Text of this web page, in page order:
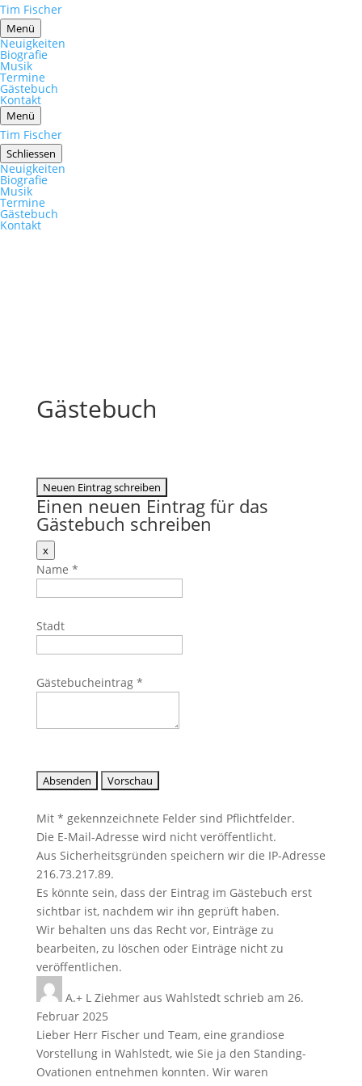
Tim Fischer
Menü
Neuigkeiten
Biografie
Musik
Termine
Gästebuch
Kontakt
Menü
Tim Fischer
Schliessen
Neuigkeiten
Biografie
Musik
Termine
Gästebuch
Kontakt
Gästebuch
Einen neuen Eintrag für das
Gästebuch schreiben
xDieses
Formular
ausblenden
Name *
Stadt
Gästebucheintrag *
Mit * gekennzeichnete Felder sind Pflichtfelder.
Die E-Mail-Adresse wird nicht veröffentlicht.
Aus Sicherheitsgründen speichern wir die IP-Adresse
216.73.217.89.
Es könnte sein, dass der Eintrag im Gästebuch erst
sichtbar ist, nachdem wir ihn geprüft haben.
Wir behalten uns das Recht vor, Einträge zu
bearbeiten, zu löschen oder Einträge nicht zu
veröffentlichen.
A.+ L Ziehmer aus Wahlstedt schrieb am 26.
Februar 2025
Lieber Herr Fischer und Team, eine grandiose
Vorstellung in Wahlstedt, wie Sie ja den Standing-
Ovationen entnehmen konnten. Wir waren